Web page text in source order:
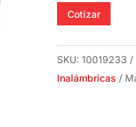
Cerámica
X
1''
X
Cotizar
SKU: 10019233
Inalámbricas